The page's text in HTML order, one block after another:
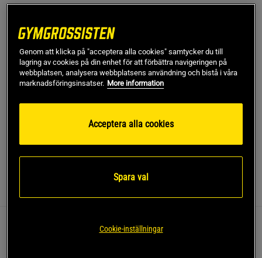
Produkt slut - notifiera mig via e-post
!
Frågor och svar (0)
Genom att klicka på "acceptera alla cookies" samtycker du till
lagring av cookies på din enhet för att förbättra navigeringen på
webbplatsen, analysera webbplatsens användning och bistå i våra
marknadsföringsinsatser. More information
Acceptera alla cookies
Spara val
Cookie-inställningar